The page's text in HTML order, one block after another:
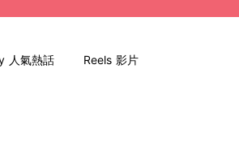
人氣熱話 Reels 影片